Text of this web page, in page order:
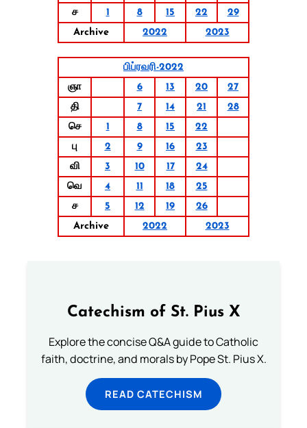
ச
1 8 15 22
29
Archive
2022 2023
பிப்ரவரி-2022
ஞா
6 13 20
27
தி
7 14 21
28
செ
1 8 15
22
பு
2 9 16
23
வி
3 10 17
24
வெ
4 11 18
25
ச
5 12 19
26
Archive
2022 2023
Catechism of St. Pius X
Explore the concise Q&A guide to Catholic
faith, doctrine, and morals by Pope St. Pius X.
READ CATECHISM